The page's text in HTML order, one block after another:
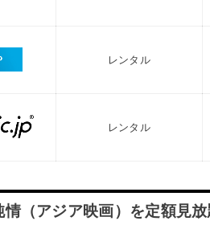
レンタル
レンタル
情（アジア映画）を定額見